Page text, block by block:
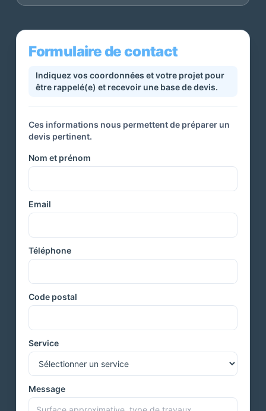
Formulaire de contact
Indiquez vos coordonnées et votre projet pour
être rappelé(e) et recevoir une base de devis.
Ces informations nous permettent de préparer un
devis pertinent.
Nom et prénom
Email
Téléphone
Code postal
Service
Message